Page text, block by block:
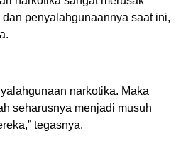
penyalahgunaannya saat ini,
narkotika. Maka
seharusnya menjadi musuh
tegasnya.